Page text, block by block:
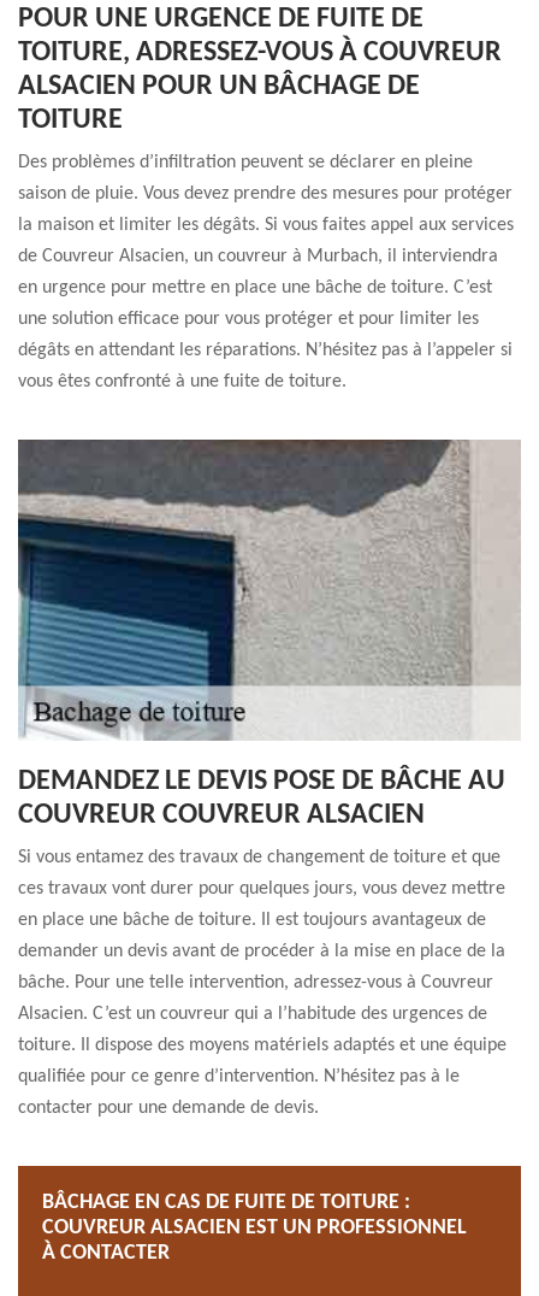
POUR UNE URGENCE DE FUITE DE
TOITURE, ADRESSEZ-VOUS À COUVREUR
ALSACIEN POUR UN BÂCHAGE DE
TOITURE
Des problèmes d’infiltration peuvent se déclarer en pleine
saison de pluie. Vous devez prendre des mesures pour protéger
la maison et limiter les dégâts. Si vous faites appel aux services
de Couvreur Alsacien, un couvreur à Murbach, il interviendra
en urgence pour mettre en place une bâche de toiture. C’est
une solution efficace pour vous protéger et pour limiter les
dégâts en attendant les réparations. N’hésitez pas à l’appeler si
vous êtes confronté à une fuite de toiture.
DEMANDEZ LE DEVIS POSE DE BÂCHE AU
COUVREUR COUVREUR ALSACIEN
Si vous entamez des travaux de changement de toiture et que
ces travaux vont durer pour quelques jours, vous devez mettre
en place une bâche de toiture. Il est toujours avantageux de
demander un devis avant de procéder à la mise en place de la
bâche. Pour une telle intervention, adressez-vous à Couvreur
Alsacien. C’est un couvreur qui a l’habitude des urgences de
toiture. Il dispose des moyens matériels adaptés et une équipe
qualifiée pour ce genre d’intervention. N’hésitez pas à le
contacter pour une demande de devis.
BÂCHAGE EN CAS DE FUITE DE TOITURE :
COUVREUR ALSACIEN EST UN PROFESSIONNEL
À CONTACTER